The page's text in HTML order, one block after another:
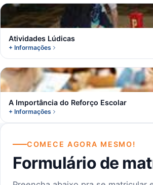
A
Atividades Lúdicas
+ Informações
A
A Importância do Reforço Escolar
+ Informações
COMECE AGORA MESMO!
Formulário de